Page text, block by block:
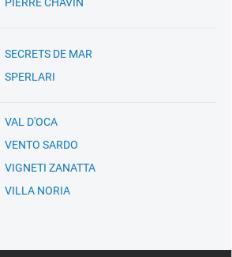
SECRETS DE MAR
SPERLARI
VAL D'OCA
VENTO SARDO
VIGNETI ZANATTA
VILLA NORIA